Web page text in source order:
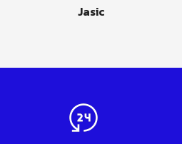
Jasic